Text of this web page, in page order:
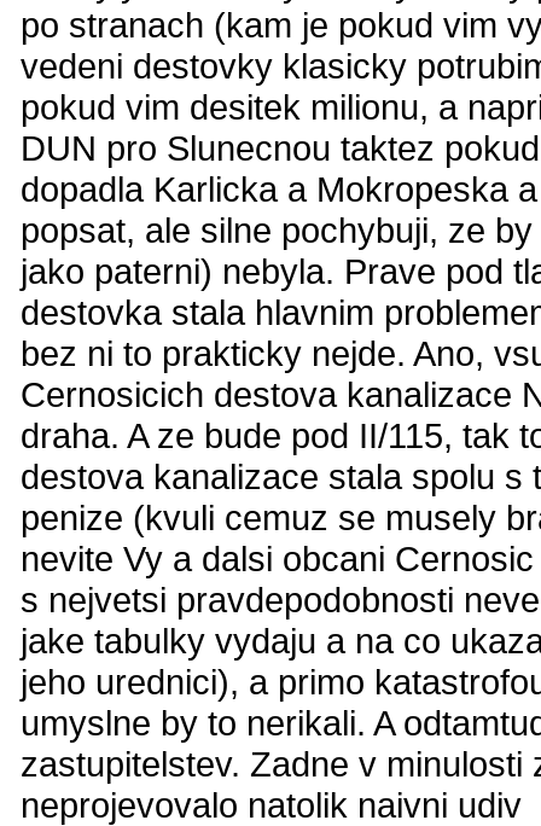
po stranach (kam je pokud vim
vedeni destovky klasicky
pokud vim desitek milionu, a
DUN pro Slunecnou taktez
dopadla Karlicka a Mokropeska
popsat, ale silne pochybuji, ze
jako paterni) nebyla. Prave pod
destovka stala hlavnim
bez ni to prakticky nejde. Ano,
Cernosicich destova kanalizace
draha. A ze bude pod II/115, tak
destova kanalizace stala spolu
penize (kvuli cemuz se musely
nevite Vy a dalsi obcani
s nejvetsi pravdepodobnosti
jake tabulky vydaju a na co
jeho urednici), a primo
umyslne by to nerikali. A
zastupitelstev. Zadne v
neprojevovalo natolik naivni udiv